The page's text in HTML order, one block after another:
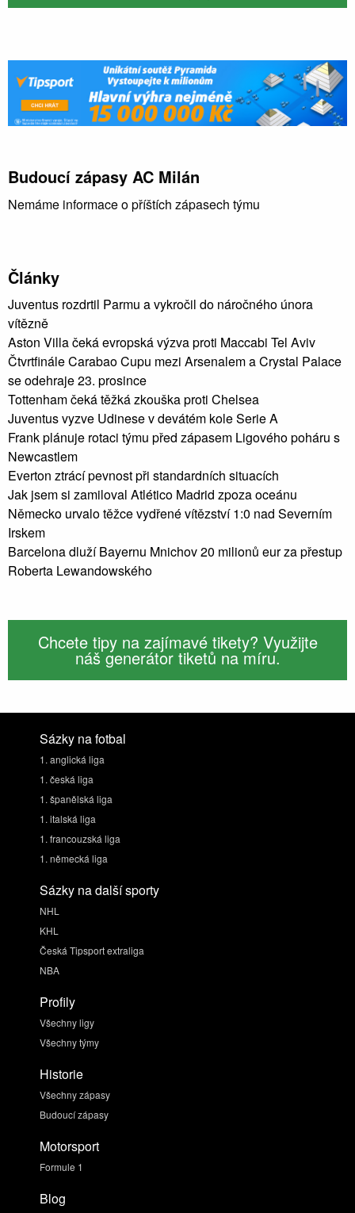
Budoucí zápasy AC Milán
Nemáme informace o příštích zápasech týmu
Články
Juventus rozdrtil Parmu a vykročil do náročného února
vítězně
Aston Villa čeká evropská výzva proti Maccabi Tel Aviv
Čtvrtfinále Carabao Cupu mezi Arsenalem a Crystal Palace
se odehraje 23. prosince
Tottenham čeká těžká zkouška proti Chelsea
Juventus vyzve Udinese v devátém kole Serie A
Frank plánuje rotaci týmu před zápasem Ligového poháru s
Newcastlem
Everton ztrácí pevnost při standardních situacích
Jak jsem si zamiloval Atlético Madrid zpoza oceánu
Německo urvalo těžce vydřené vítězství 1:0 nad Severním
Irskem
Barcelona dluží Bayernu Mnichov 20 milionů eur za přestup
Roberta Lewandowského
Chcete tipy na zajímavé tikety? Využijte
náš generátor tiketů na míru.
Sázky na fotbal
1. anglická liga
1. česká liga
1. španělská liga
1. italská liga
1. francouzská liga
1. německá liga
Sázky na další sporty
NHL
KHL
Česká Tipsport extraliga
NBA
Profily
Všechny ligy
Všechny týmy
Historie
Všechny zápasy
Budoucí zápasy
Motorsport
Formule 1
Blog